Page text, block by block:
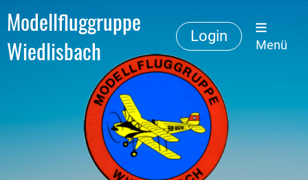
Modellfluggruppe
Wiedlisbach
Login
Menü